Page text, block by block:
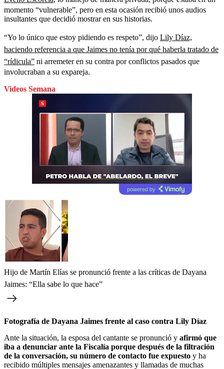
momento “vulnerable”, pero en esta ocasión recibió unos audios
insultantes que decidió mostrar en sus historias.
“Yo lo único que estoy pidiendo es respeto”, dijo Lily Díaz,
haciendo referencia a que Jaimes no tenía por qué haberla tratado de
“rídicula” ni arremeter en su contra por conflictos pasados que
involucraban a su expareja.
Videos Semana
powered by
Hijo de Martín Elías se pronunció frente a las críticas de Dayana
Jaimes: “Ella sabe lo que hace”
Fotografía de Dayana Jaimes frente al caso contra Lily Díaz
Ante la situación, la esposa del cantante se pronunció y afirmó que
iba a denunciar ante la Fiscalía porque después de la filtración
de la conversación, su número de contacto fue expuesto y ha
recibido múltiples mensajes amenazantes y llamadas de muchas